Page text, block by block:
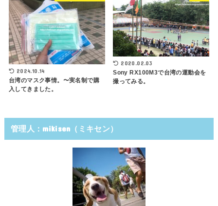
2024.10.14
台湾のマスク事情。〜実名制で購
入してきました。
2020.02.03
Sony RX100M3で台湾の運動会を
撮ってみる。
管理人：mikisen（ミキセン）